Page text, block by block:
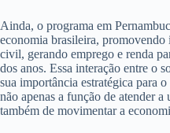
Ainda, o programa em
economia brasileira, promovendo
civil, gerando emprego e renda
dos anos. Essa interação entre o
sua importância estratégica para
não apenas a função de atender
também de movimentar a